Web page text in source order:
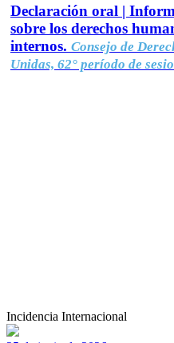
Declaración oral |
sobre los derechos
internos. Consejo de
Unidas, 62° período de
Incidencia Internacional